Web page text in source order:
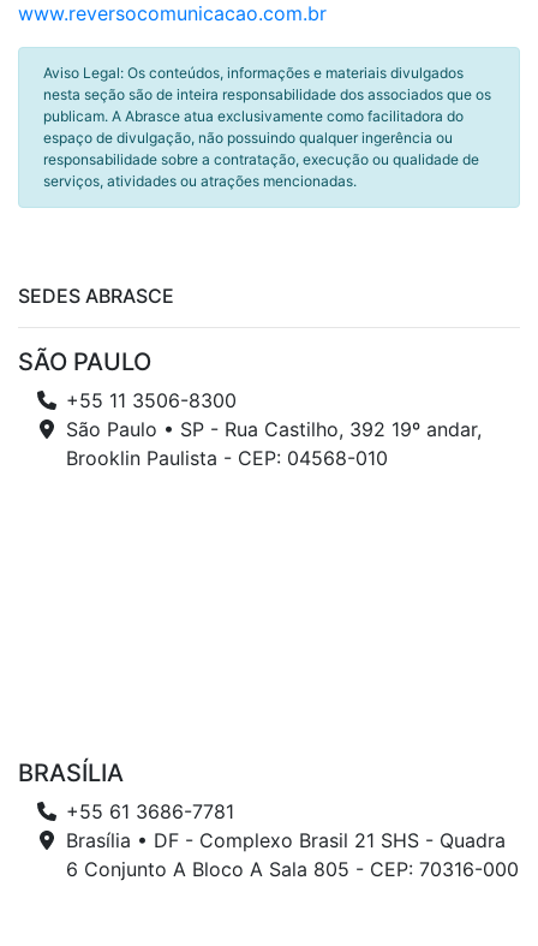
www.reversocomunicacao.com.br
Aviso Legal: Os conteúdos, informações e materiais divulgados
nesta seção são de inteira responsabilidade dos associados que os
publicam. A Abrasce atua exclusivamente como facilitadora do
espaço de divulgação, não possuindo qualquer ingerência ou
responsabilidade sobre a contratação, execução ou qualidade de
serviços, atividades ou atrações mencionadas.
SEDES ABRASCE
SÃO PAULO
+55 11 3506-8300
São Paulo • SP - Rua Castilho, 392 19º andar,
Brooklin Paulista - CEP: 04568-010
BRASÍLIA
+55 61 3686-7781
Brasília • DF - Complexo Brasil 21 SHS - Quadra
6 Conjunto A Bloco A Sala 805 - CEP: 70316-000